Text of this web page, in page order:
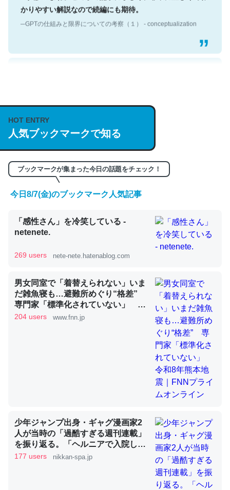
かりやすい解説なので続編にも期待。
─GPTの仕組みと限界についての考察（１） - conceptualization
https://isobe324649.hatenablog.com/entry/2023/03/27
/064121
─GPTの仕組みと限界についての考察（１） - conceptualization
くらい。小説でいう「ずっと前の伏線」は回収されないけ
ど、短期記憶というには多い分量。進化すればするほど分
─GPTの仕組みと限界についての考察（１） - conceptualization
昆虫ってカルシウム少ないのか。知らんかった。調べたら
コオロギのカルシウム分はエビの600分の1程度。
─ニュース :: 【研究発表】昆虫学の大問題＝「昆虫はなぜ海にいな
論文では「淡水はカルシウムも酸素も不足してて両方に不
利だから両方が拮抗してるのでは」とあって面白い。海に
いる鋏角類（カブトガニ・ウミグモ）はカルシウムを使わ
ずキチンを強化してる筈だが、酵素が違うのか？
─ニュース :: 【研究発表】昆虫学の大問題＝「昆虫はなぜ海にいな
HOT ENTRY
人気ブックマークで知る
ブックマークが集まった今日の話題をチェック！
今日8/7(金)のブックマーク人気記事
「感性さん」を冷笑している -
netenete.
269 users nete-nete.hatenablog.com
男女同室で「着替えられない」いま
だ雑魚寝も…避難所めぐり“格差”
専門家「標準化されていない」 令
和8年熊本地震｜FNNプライムオン
204 users www.fnn.jp
少年ジャンプ出身・ギャグ漫画家2
人が当時の「過酷すぎる週刊連載」
を振り返る。「ヘルニアで入院して
も原稿は落とさない」ストイックな
177 users nikkan-spa.jp